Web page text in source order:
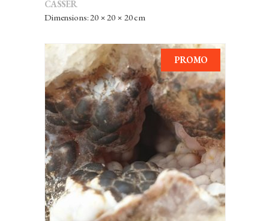
À
CASSER
Dimensions: 20 × 20 × 20 cm
PROMO
AJOUTER AU PANIER